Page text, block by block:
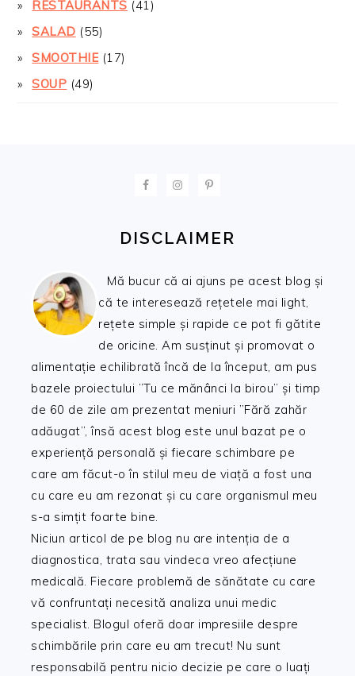
RESTAURANTS (41)
SALAD (55)
SMOOTHIE(17)
SOUP (49)
DISCLAIMER
Mă bucur că ai ajuns pe acest blog și
că te interesează rețetele mai light,
rețete simple și rapide ce pot fi gătite
de oricine. Am susținut și promovat o
alimentație echilibrată încă de la început, am pus
bazele proiectului ”Tu ce mănânci la birou” și timp
de 60 de zile am prezentat meniuri ”Fără zahăr
adăugat”, însă acest blog este unul bazat pe o
experiență personală și fiecare schimbare pe
care am făcut-o în stilul meu de viață a fost una
cu care eu am rezonat și cu care organismul meu
s-a simțit foarte bine.
Niciun articol de pe blog nu are intenția de a
diagnostica, trata sau vindeca vreo afecțiune
medicală. Fiecare problemă de sănătate cu care
vă confruntați necesită analiza unui medic
specialist. Blogul oferă doar impresiile despre
schimbările prin care eu am trecut! Nu sunt
responsabilă pentru nicio decizie pe care o luați